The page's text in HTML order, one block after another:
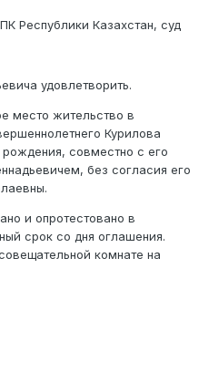
Республики Казахстан, суд
удовлетворить.
место жительство в
Курилова
совместно с его
без согласия его
и опротестовано в
срок со дня оглашения.
комнате на